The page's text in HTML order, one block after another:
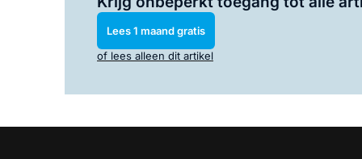
Lees 1 maand gratis
of lees alleen dit artikel